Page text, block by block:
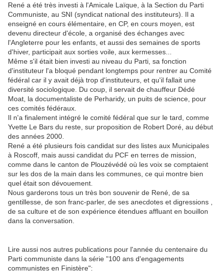
René a été très investi à l'Amicale Laïque, à la Section du Parti
Communiste, au SNI (syndicat national des instituteurs). Il a
enseigné en cours élémentaire, en CP, en cours moyen, est
devenu directeur d'école, a organisé des échanges avec
l'Angleterre pour les enfants, et aussi des semaines de sports
d'hiver, participait aux sorties voile, aux kermesses...
Même s'il était bien investi au niveau du Parti, sa fonction
d'instituteur l'a bloqué pendant longtemps pour rentrer au Comité
fédéral car il y avait déjà trop d'instituteurs, et qu'il fallait une
diversité sociologique. Du coup, il servait de chauffeur Dédé
Moat, la documentaliste de Perharidy, un puits de science, pour
ces comités fédéraux.
Il n'a finalement intégré le comité fédéral que sur le tard, comme
Yvette Le Bars du reste, sur proposition de Robert Doré, au début
des années 2000.
René a été plusieurs fois candidat sur des listes aux Municipales
à Roscoff, mais aussi candidat du PCF en terres de mission,
comme dans le canton de Plouzévédé où les voix se comptaient
sur les dos de la main dans les communes, ce qui montre bien
quel était son dévouement.
Nous garderons tous un très bon souvenir de René, de sa
gentillesse, de son franc-parler, de ses anecdotes et digressions ,
de sa culture et de son expérience étendues affluant en bouillon
dans la conversation.
Lire aussi nos autres publications pour l'année du centenaire du
Parti communiste dans la série "100 ans d'engagements
communistes en Finistère":